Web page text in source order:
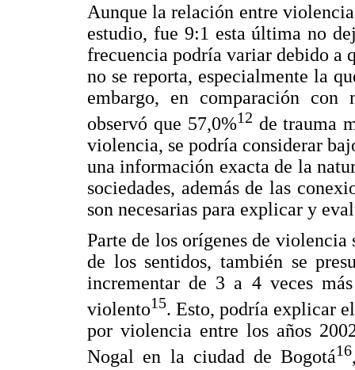
Aunque la relación entre
estudio, fue 9:1 esta última no
frecuencia podría variar debido a
no se reporta, especialmente la
embargo, en comparación con
observó que 57,0%12 de trauma
violencia, se podría considerar
una información exacta de la
sociedades, además de las
son necesarias para explicar y
Parte de los orígenes de
de los sentidos, también se
incrementar de 3 a 4 veces
violento15. Esto, podría explicar
por violencia entre los años
Nogal en la ciudad de Bogotá16